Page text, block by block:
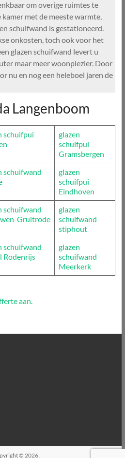
om overige ruimtes te
met de meeste warmte,
schuifwand is gestationeerd.
onkosten, toch ook voor het
glazen schuifwand levert u
maar meer woonplezier. Door
nu en nog een heleboel jaren de
Langenboom
schuifpui
glazen
schuifpui
Gramsbergen
schuifwand
glazen
schuifpui
Eindhoven
schuifwand
Gruitrode
glazen
schuifwand
stiphout
schuifwand
Rodenrijs
glazen
schuifwand
Meerkerk
aan.
© 2026